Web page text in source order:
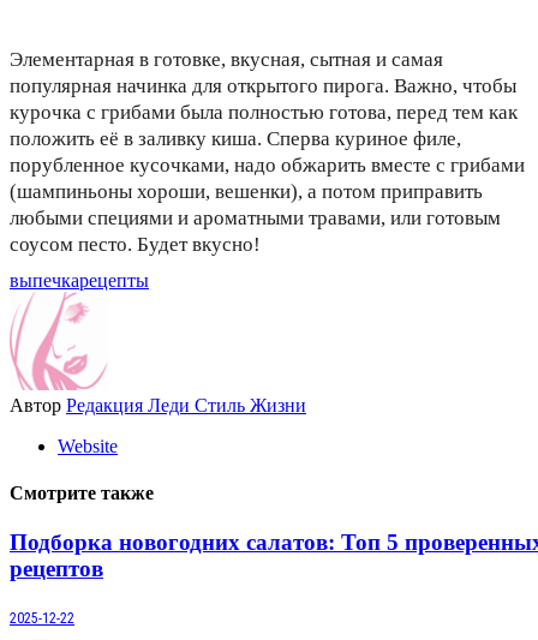
Элементарная в готовке, вкусная, сытная и самая
популярная начинка для открытого пирога. Важно, чтобы
курочка с грибами была полностью готова, перед тем как
положить её в заливку киша. Сперва куриное филе,
порубленное кусочками, надо обжарить вместе с грибами
(шампиньоны хороши, вешенки), а потом приправить
любыми специями и ароматными травами, или готовым
соусом песто. Будет вкусно!
выпечкарецепты
Автор Редакция Леди Стиль Жизни
Website
Смотрите также
Подборка новогодних салатов: Топ 5
рецептов
2025-12-22